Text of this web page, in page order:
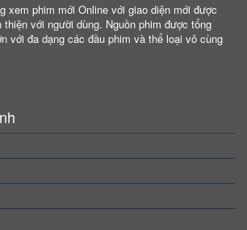
xem phim mới Online với giao diện mới được
với người dùng. Nguồn phim được tổng
với đa dạng các đầu phim và thể loại vô cùng